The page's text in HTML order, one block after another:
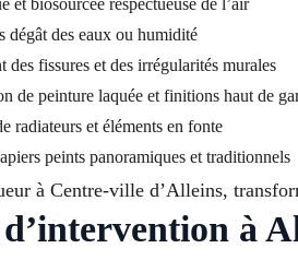
dégât des eaux ou humidité
des fissures et des irrégularités murales
de peinture laquée et finitions haut de
radiateurs et éléments en fonte
peints panoramiques et traditionnels
à Centre-ville d’Alleins,
d’intervention à